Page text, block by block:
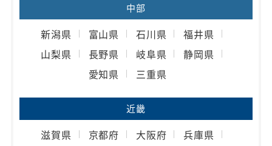
中部
新潟県 富山県 石川県
福井県
山梨県
長野県 岐阜県
静岡県
愛知県
三重県
近畿
滋賀県 京都府 大阪府
兵庫県